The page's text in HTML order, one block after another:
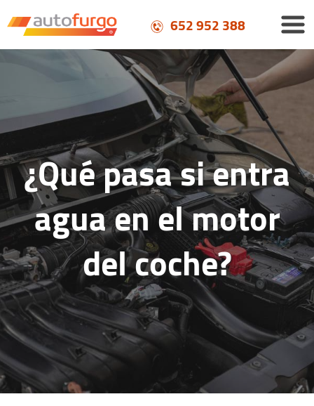
652 952 388
¿Qué pasa si entra
agua en el motor
del coche?